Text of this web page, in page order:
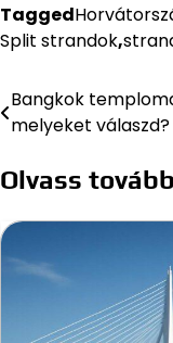
Tagged
Split strandok,
Bejegyzés
navigáció
Bangkok
melyeket válaszd?
Olvass tovább